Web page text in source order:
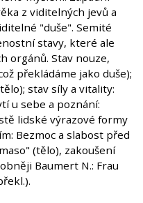
z viditelných jevů a
"duše". Semité
stavy, které ale
orgánů. Stav nouze,
překládáme jako duše);
stav síly a vitality:
u sebe a poznání:
lidské výrazové formy
Bezmoc a slabost před
(tělo), zakoušení
Baumert N.: Frau